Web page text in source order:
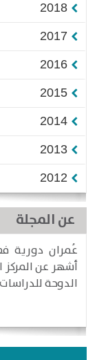
2018
2017
2016
2015
2014
2013
2012
عن المجلة
عُمران دورية
أشهر عن
الدوحة للدراسات